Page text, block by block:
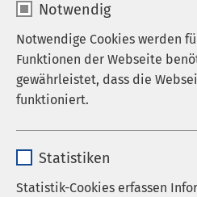
Notwendig
Notwendige Cookies werden
Funktionen der Webseite
gewährleistet, dass die
funktioniert.
Anbieter sgalinski
Statistiken
Statistik-Cookies erfassen
11.05.2026 AMEOS Gruppe
Klinikum
Level-II-
erhalten
Dr. Axel Paeger,